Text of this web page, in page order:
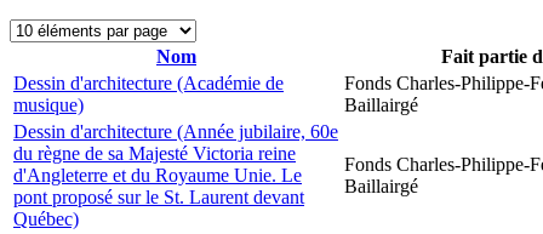
Nom
Fait partie
Dessin d'architecture (Académie de
musique)
Fonds Charles-Philippe-
Baillairgé
Dessin d'architecture (Année jubilaire, 60e
du règne de sa Majesté Victoria reine
d'Angleterre et du Royaume Unie. Le
pont proposé sur le St. Laurent devant
Québec)
Fonds Charles-Philippe-
Baillairgé